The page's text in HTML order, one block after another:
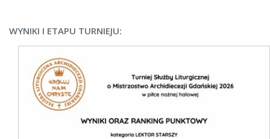
WYNIKI I ETAPU TURNIEJU: